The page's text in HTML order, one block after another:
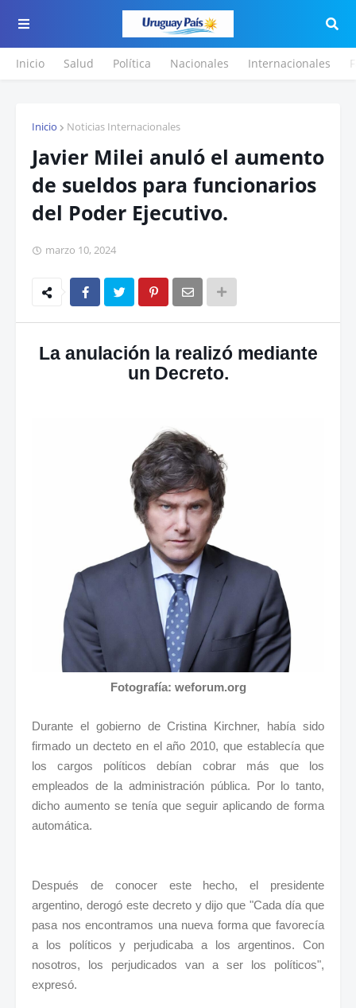
Inicio Salud Política Nacionales Internacionales
Inicio Noticias Internacionales
Javier Milei anuló el aumento
de sueldos para funcionarios
del Poder Ejecutivo.
marzo 10, 2024
La anulación la realizó mediante
un Decreto.
Fotografía: weforum.org
Durante el gobierno de Cristina Kirchner, había sido
firmado un decteto en el año 2010, que establecía que
los cargos políticos debían cobrar más que los
empleados de la administración pública. Por lo tanto,
dicho aumento se tenía que seguir aplicando de forma
automática.
Después de conocer este hecho, el presidente
argentino, derogó este decreto y dijo que "Cada día que
pasa nos encontramos una nueva forma que favorecía
a los políticos y perjudicaba a los argentinos. Con
nosotros, los perjudicados van a ser los políticos",
expresó.